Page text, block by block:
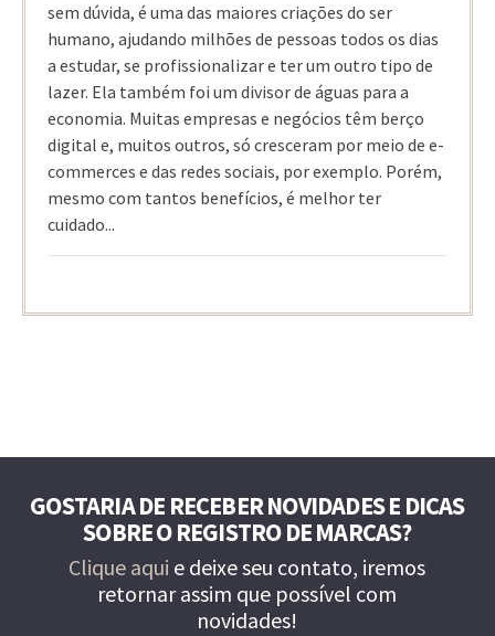
sem dúvida, é uma das maiores criações do ser
humano, ajudando milhões de pessoas todos os dias
a estudar, se profissionalizar e ter um outro tipo de
lazer. Ela também foi um divisor de águas para a
economia. Muitas empresas e negócios têm berço
digital e, muitos outros, só cresceram por meio de e-
commerces e das redes sociais, por exemplo. Porém,
mesmo com tantos benefícios, é melhor ter
cuidado...
GOSTARIA DE RECEBER NOVIDADES E DICAS
SOBRE O REGISTRO DE MARCAS?
Clique aqui e deixe seu contato, iremos
retornar assim que possível com
novidades!